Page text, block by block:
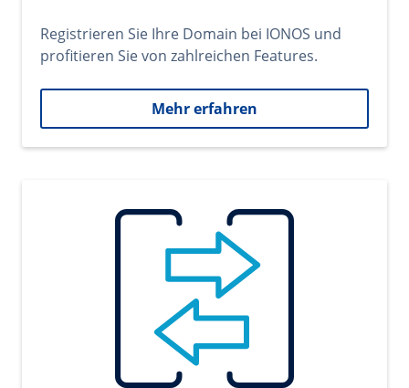
Registrieren Sie Ihre Domain bei IONOS und
profitieren Sie von zahlreichen Features.
Mehr erfahren